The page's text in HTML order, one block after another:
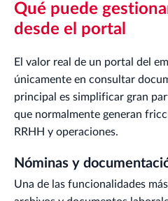
Qué puede
desde el portal
El valor real de un portal del
únicamente en consultar
principal es simplificar gran
que normalmente generan
RRHH y operaciones.
Nóminas y
Una de las funcionalidades